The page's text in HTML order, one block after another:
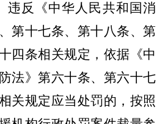
违反《中华人民共和国消
第十七条、第十八条、第
四条相关规定，依据《中
法》第六十条、第六十七
关规定应当处罚的，按照